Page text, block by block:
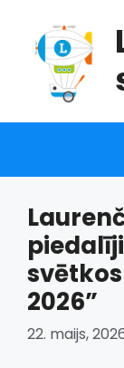
saturu
2026”
22. maijs,